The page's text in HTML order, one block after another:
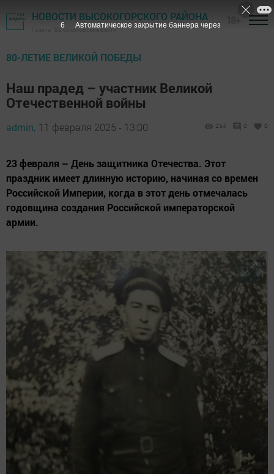
НОВОСТИ ВЫСОКОГОРСКОГО РАЙОНА
Газета "Высокогорские вести"
80-ЛЕТИЕ ВЕЛИКОЙ ПОБЕДЫ
Наш прадед – участник Великой
Отечественной войны
admin, 11 февраля 2025 - 13:00 254 0 0
23 февраля – День защитника Отечества. Этот
праздник имеет длинную историю, начиная со времен
Российской Империи, когда в этот день отмечалась
годовщина создания Российской императорской
армии.
6 Автоматическое закрытие баннера через